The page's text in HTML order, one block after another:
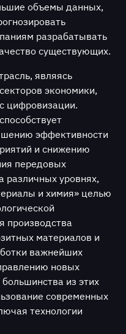
объемы данных,
разрабатывать
существующих.
являясь
экономики,
цифровизации.
эффективности
и снижению
передовых
различных уровнях,
и химия» целью
производства
материалов и
важнейших
новых
из этих
современных
технологии